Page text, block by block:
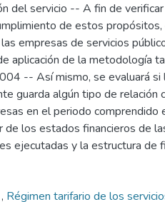
del servicio -- A fin de
de estos propósitos,
empresas de servicios
aplicación de la metodología
-- Así mismo, se evaluará si
guarda algún tipo de relación
en el periodo
los estados financieros de
ejecutadas y la estructura de
, Régimen tarifario de los